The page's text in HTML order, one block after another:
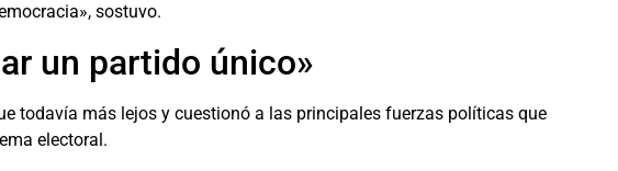
sostuvo.
un partido único»
todavía más lejos y cuestionó a las principales fuerzas políticas que
electoral.